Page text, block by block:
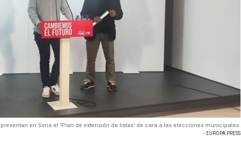
presentan en Soria el 'Plan de extensión de listas' de cara a las elecciones municipales.
- EUROPA PRESS